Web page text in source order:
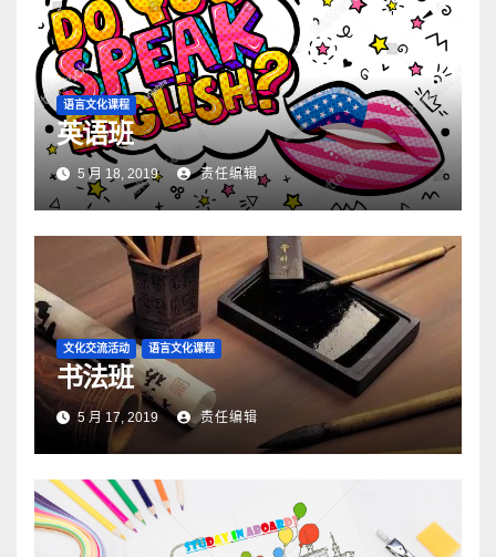
语言文化课程
英语班
5 月 18, 2019 责任编辑
文化交流活动 语言文化课程
书法班
5 月 17, 2019 责任编辑